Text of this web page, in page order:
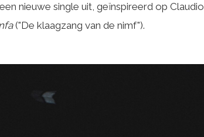
nieuwe single uit, geïnspireerd op Claudio
("De klaagzang van de nimf").